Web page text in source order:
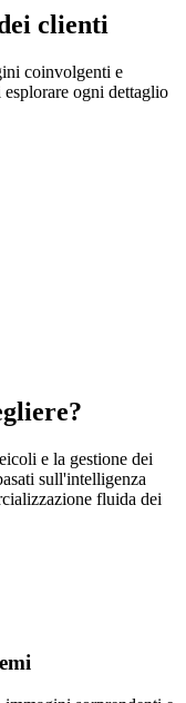
clienti
coinvolgenti e
ogni dettaglio
e la gestione dei
sull'intelligenza
fluida dei